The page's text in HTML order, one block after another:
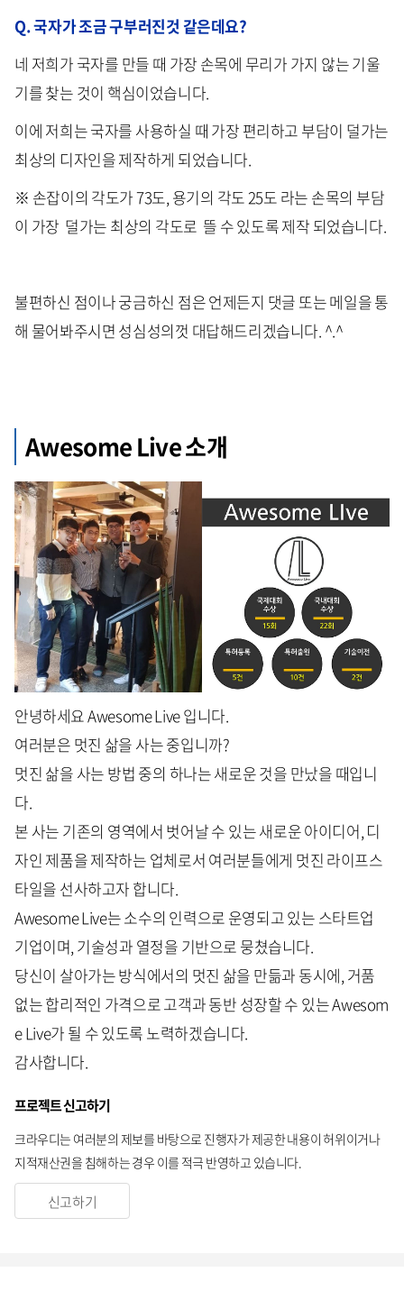
Q. 국자가 조금 구부러진것 같은데요?
네 저희가 국자를 만들 때 가장 손목에 무리가 가지 않는 기울
기를 찾는 것이 핵심이었습니다.
이에 저희는 국자를 사용하실 때 가장 편리하고 부담이 덜가는
최상의 디자인을 제작하게 되었습니다.
※ 손잡이의 각도가 73도, 용기의 각도 25도 라는 손목의 부담
이 가장 덜가는 최상의 각도로 뜰 수 있도록 제작 되었습니다.
불편하신 점이나 궁금하신 점은 언제든지 댓글 또는 메일을 통
해 물어봐주시면 성심성의껏 대답해드리겠습니다. ^.^
Awesome Live 소개
안녕하세요 Awesome Live 입니다.
여러분은 멋진 삶을 사는 중입니까?
멋진 삶을 사는 방법 중의 하나는 새로운 것을 만났을 때입니
다.
본 사는 기존의 영역에서 벗어날 수 있는 새로운 아이디어, 디
자인 제품을 제작하는 업체로서 여러분들에게 멋진 라이프스
타일을 선사하고자 합니다.
Awesome Live는 소수의 인력으로 운영되고 있는 스타트업
기업이며, 기술성과 열정을 기반으로 뭉쳤습니다.
당신이 살아가는 방식에서의 멋진 삶을 만듦과 동시에, 거품
없는 합리적인 가격으로 고객과 동반 성장할 수 있는 Awesom
e Live가 될 수 있도록 노력하겠습니다.
감사합니다.
프로젝트 신고하기
크라우디는 여러분의 제보를 바탕으로 진행자가 제공한 내용이 허위이거나
지적재산권을 침해하는 경우 이를 적극 반영하고 있습니다.
신고하기